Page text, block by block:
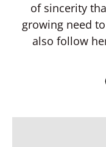
of sincerity
growing need
also follow